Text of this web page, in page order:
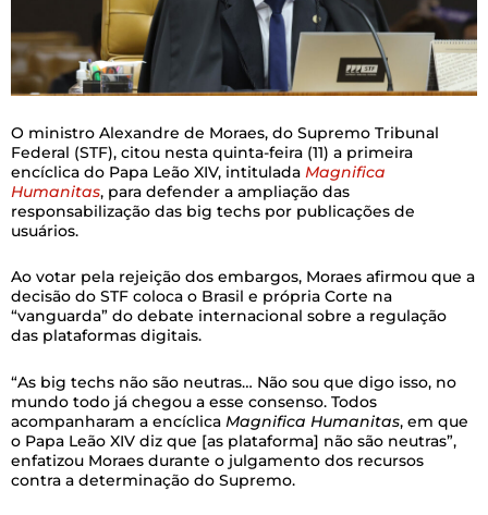
O ministro Alexandre de Moraes, do Supremo Tribunal
Federal (STF), citou nesta quinta-feira (11) a primeira
encíclica do Papa Leão XIV, intitulada Magnifica
Humanitas, para defender a ampliação das
responsabilização das big techs por publicações de
usuários.
Ao votar pela rejeição dos embargos, Moraes afirmou que a
decisão do STF coloca o Brasil e própria Corte na
“vanguarda” do debate internacional sobre a regulação
das plataformas digitais.
“As big techs não são neutras… Não sou que digo isso, no
mundo todo já chegou a esse consenso. Todos
acompanharam a encíclica Magnifica Humanitas, em que
o Papa Leão XIV diz que [as plataforma] não são neutras”,
enfatizou Moraes durante o julgamento dos recursos
contra a determinação do Supremo.